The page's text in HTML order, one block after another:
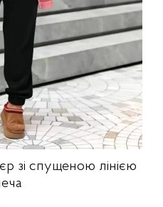
зі спущеною лінією